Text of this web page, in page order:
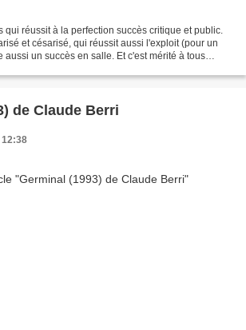
qui réussit à la perfection succès critique et public.
et césarisé, qui réussit aussi l'exploit (pour un
aussi un succès en salle. Et c'est mérité à tous
de Claude Berri
12:38